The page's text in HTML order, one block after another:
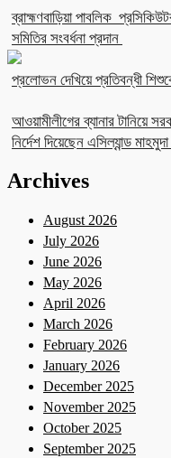
ব্রাহ্মণবাড়িয়া পাবলিক
সমিতির সংবর্ধনা প্রদান
প্রলোভন দেখিয়ে প্রতিবন্ধী
আওয়ামীলীগের ব্যানার টানিয়ে
নির্দেশ দিয়েছেন এসিল্যান্ড
Archives
August 2026
July 2026
June 2026
May 2026
April 2026
March 2026
February 2026
January 2026
December 2025
November 2025
October 2025
September 2025